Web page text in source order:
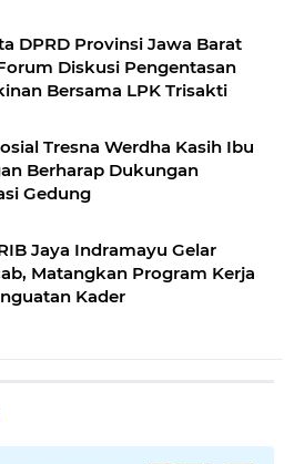
DPRD Provinsi Jawa Barat
Diskusi Pengentasan
Bersama LPK Trisakti
Tresna Werdha Kasih Ibu
Berharap Dukungan
Gedung
Jaya Indramayu Gelar
Matangkan Program Kerja
Kader